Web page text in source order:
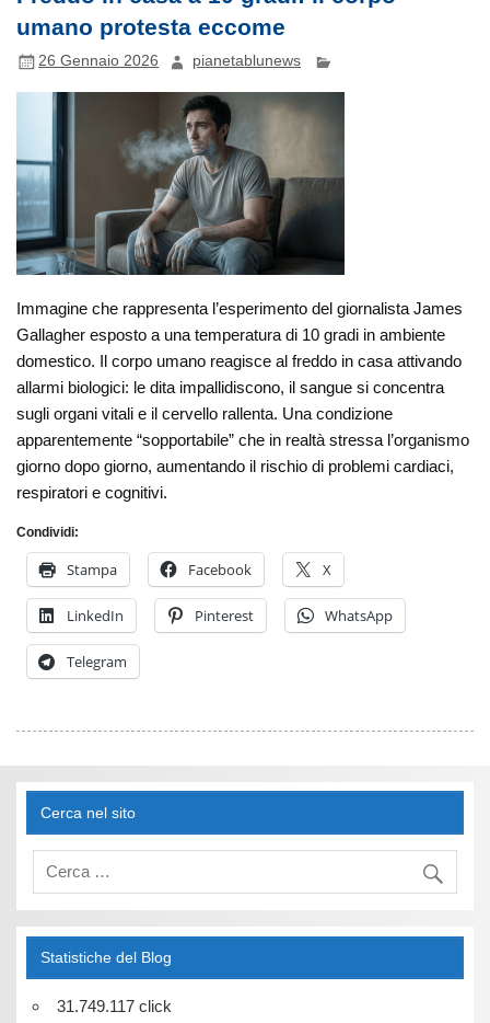
umano protesta eccome
26 Gennaio 2026 pianetablunews
Immagine che rappresenta l’esperimento del giornalista James
Gallagher esposto a una temperatura di 10 gradi in ambiente
domestico. Il corpo umano reagisce al freddo in casa attivando
allarmi biologici: le dita impallidiscono, il sangue si concentra
sugli organi vitali e il cervello rallenta. Una condizione
apparentemente “sopportabile” che in realtà stressa l’organismo
giorno dopo giorno, aumentando il rischio di problemi cardiaci,
respiratori e cognitivi.
Condividi:
Stampa Facebook X
LinkedIn Pinterest WhatsApp
Telegram
Cerca nel sito
Statistiche del Blog
31.749.117 click